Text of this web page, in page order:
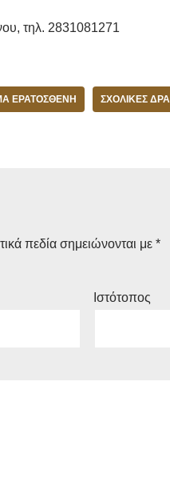
τηλ. 2831081271
ΕΡΑΤΟΣΘΈΝΗ ΣΧΟΛΙΚΈΣ
πεδία σημειώνονται με *
Ιστότοπος